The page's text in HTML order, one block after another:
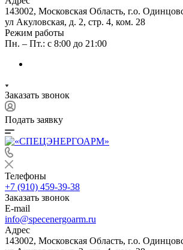
143002, Московская Область, г.о.
ул Акуловская, д. 2, стр. 4, ком. 28
Режим работы
Пн. – Пт.: с 8:00 до 21:00
Заказать звонок
Подать заявку
Телефоны
+7 (910) 459-39-38
Заказать звонок
E-mail
info@specenergoarm.ru
Адрес
143002, Московская Область, г.о.